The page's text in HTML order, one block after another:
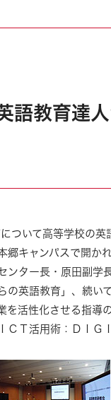
語教育達
ついて高等学校の
郷キャンパスで開か
ンター長・原田副学
の英語教育」、続い
を活性化させる指導
ＣＴ活用術：ＤＩ